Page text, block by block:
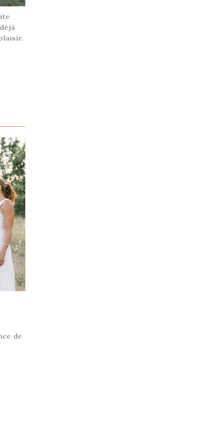
de